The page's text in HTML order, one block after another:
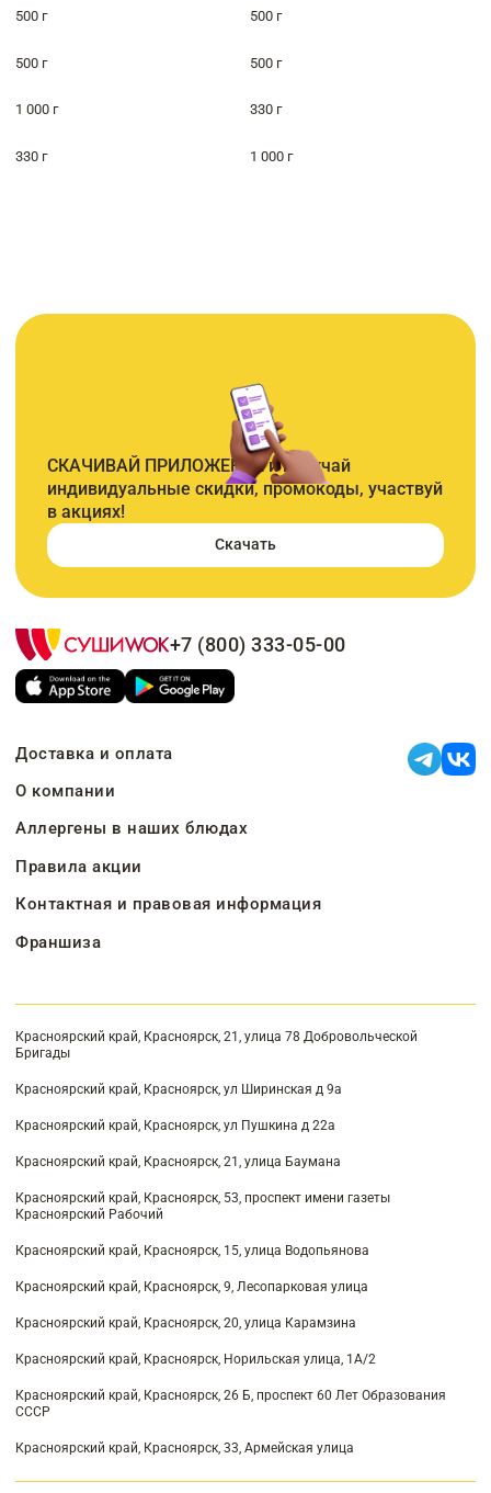
500 г 500 г
500 г 500 г
1 000 г 330 г
330 г 1 000 г
СКАЧИВАЙ ПРИЛОЖЕНИЕ и получай
индивидуальные скидки, промокоды, участвуй
в акциях!
Скачать
+7 (800) 333-05-00
Доставка и оплата
О компании
Аллергены в наших блюдах
Правила акции
Контактная и правовая информация
Франшиза
Красноярский край, Красноярск, 21, улица 78 Добровольческой
Бригады
Красноярский край, Красноярск, ул Ширинская д 9а
Красноярский край, Красноярск, ул Пушкина д 22а
Красноярский край, Красноярск, 21, улица Баумана
Красноярский край, Красноярск, 53, проспект имени газеты
Красноярский Рабочий
Красноярский край, Красноярск, 15, улица Водопьянова
Красноярский край, Красноярск, 9, Лесопарковая улица
Красноярский край, Красноярск, 20, улица Карамзина
Красноярский край, Красноярск, Норильская улица, 1А/2
Красноярский край, Красноярск, 26 Б, проспект 60 Лет Образования
СССР
Красноярский край, Красноярск, 33, Армейская улица